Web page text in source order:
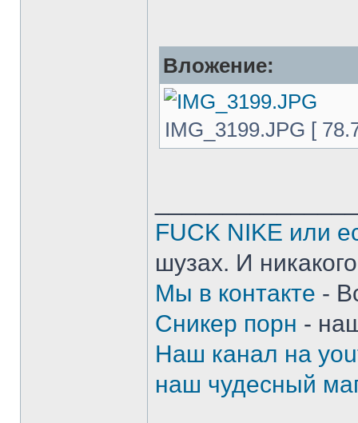
Вложение:
IMG_3199.JPG [
FUCK NIKE или
шузах. И
Мы в контакте -
Сникер порн -
Наш канал на
наш чудесный